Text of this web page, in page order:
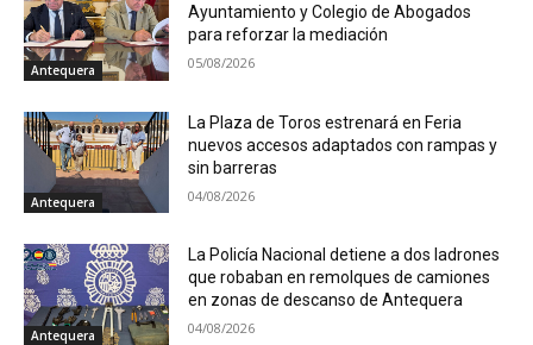
Antequera
Ayuntamiento y Colegio de Abogados
para reforzar la mediación
05/08/2026
Antequera
La Plaza de Toros estrenará en Feria
nuevos accesos adaptados con rampas y
sin barreras
04/08/2026
Antequera
La Policía Nacional detiene a dos ladrones
que robaban en remolques de camiones
en zonas de descanso de Antequera
04/08/2026